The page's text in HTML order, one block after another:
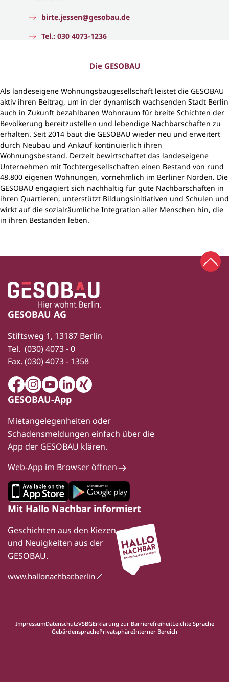
birte.jessen@gesobau.de
Tel.: 030 4073-1236
Die GESOBAU
Als landeseigene Wohnungsbaugesellschaft leistet die GESOBAU
aktiv ihren Beitrag, um in der dynamisch wachsenden Stadt Berlin
auch in Zukunft bezahlbaren Wohnraum für breite Schichten der
Bevölkerung bereitzustellen und lebendige Nachbarschaften zu
erhalten. Seit 2014 baut die GESOBAU wieder neu und erweitert
durch Neubau und Ankauf kontinuierlich ihren
Wohnungsbestand. Derzeit bewirtschaftet das landeseigene
Unternehmen mit Tochtergesellschaften einen Bestand von rund
48.800 eigenen Wohnungen, vornehmlich im Berliner Norden. Die
GESOBAU engagiert sich nachhaltig für gute Nachbarschaften in
ihren Quartieren, unterstützt Bildungsinitiativen und Schulen und
wirkt auf die sozialräumliche Integration aller Menschen hin, die
in ihren Beständen leben.
Fußbereich
Zur Startseite
GESOBAU AG
Stiftsweg 1, 13187 Berlin
Tel. (030) 4073 - 0
Fax. (030) 4073 - 1358
FacebookInstagram
YoutubeLinkedIn
Xing
GESOBAU-App
Mietangelegenheiten oder
Schadensmeldungen einfach über die
App der GESOBAU klären.
Web-App im Browser öffnen
Mit Hallo Nachbar informiert
Geschichten aus den Kiezen
und Neuigkeiten aus der
GESOBAU.
www.hallonachbar.berlin
ImpressumDatenschutzVSBGErklärung zur BarrierefreiheitLeichte Sprache
GebärdensprachePrivatsphäreInterner Bereich